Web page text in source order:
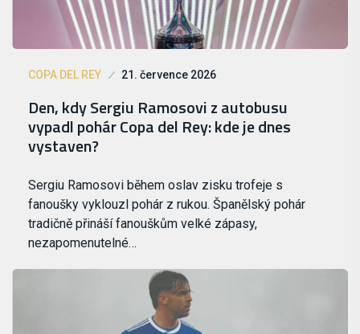
COPA DEL REY 21. července 2026
Den, kdy Sergiu Ramosovi z autobusu
vypadl pohár Copa del Rey: kde je dnes
vystaven?
Sergiu Ramosovi během oslav zisku trofeje s
fanoušky vyklouzl pohár z rukou. Španělský pohár
tradičně přináší fanouškům velké zápasy,
nezapomenutelné…